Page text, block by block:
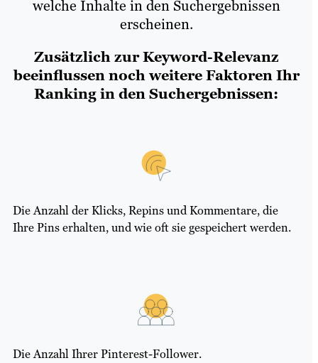
welche Inhalte in den Suchergebnissen
erscheinen.
Zusätzlich zur Keyword-Relevanz
beeinflussen noch weitere Faktoren Ihr
Ranking in den Suchergebnissen:
Die Anzahl der Klicks, Repins und Kommentare, die
Ihre Pins erhalten, und wie oft sie gespeichert werden.
Die Anzahl Ihrer Pinterest-Follower.